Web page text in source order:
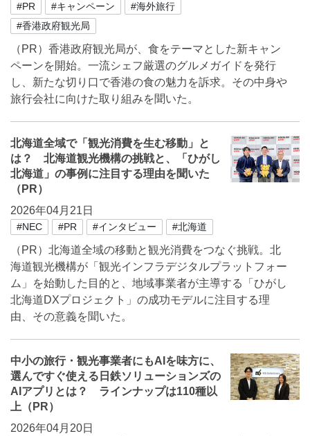
#PR #キャンペーン
#海外旅行
#香港政府観光局
（PR）香港政府観光局が、食をテーマとした新キャン
ペーンを開始。一流シェフ厳選のグルメガイドを発行
し、新たな切り口で香港の食の魅力を訴求。その中身や
旅行会社に向けた取り組みを聞いた。
北海道全域で「観光消費を生む移動」と
は？ 北海道観光機構の挑戦と、「ひがし
北海道」の事例に注目する理由を聞いた
（PR）
2026年04月21日
#NEC #PR #インタビュー #北海道
（PR）北海道全域の移動と観光消費をつなぐ挑戦。北
海道観光機構が「観光インフラデジタルプラットフォー
ム」を始動した目的と、地域事業者が主導する「ひがし
北海道DXプロジェクト」の成功モデルに注目する理
由、その意義を聞いた。
中小の旅行・観光事業者にもAIを味方に、
選んですぐ使える日鉄ソリューションズの
AIアプリとは？ ラインナップは110種以
上（PR）
2026年04月20日